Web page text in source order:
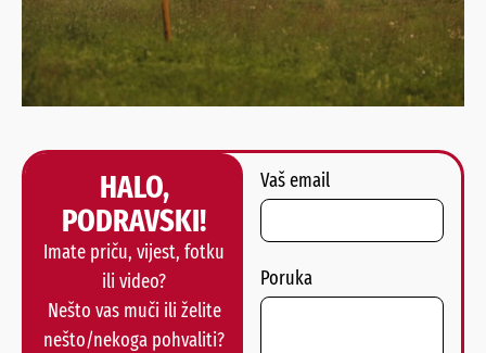
HALO,
PODRAVSKI!
Imate priču, vijest, fotku
ili video?
Nešto vas muči ili želite
nešto/nekoga pohvaliti?
Vaš email
Poruka